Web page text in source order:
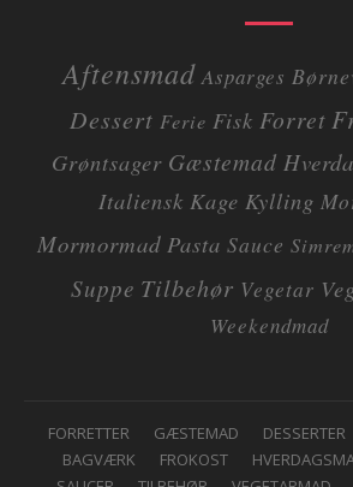
Aftensmad Asparges
Dessert Ferie Fisk Forret
Grøntsager Gæstemad
Italiensk Kage Kylling
Mormormad Pasta Sauce
Suppe Tilbehør Vegetar
Weekendmad
FORRETTER GÆSTEMAD DESSERTER
BAGVÆRK
FROKOST